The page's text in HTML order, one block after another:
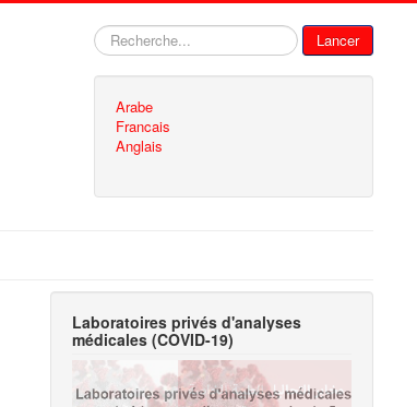
Rechercher Lancer
Arabe
Francais
Anglais
Laboratoires privés d'analyses
médicales (COVID-19)